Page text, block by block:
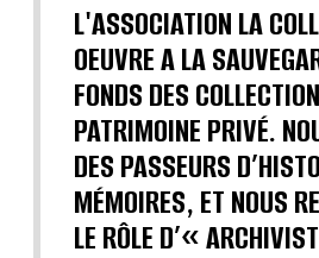
L'ASSOCIATION LA
OEUVRE A LA
FONDS DES
PATRIMOINE PRIVÉ.
DES PASSEURS
MÉMOIRES, ET NOUS
LE RÔLE D’«